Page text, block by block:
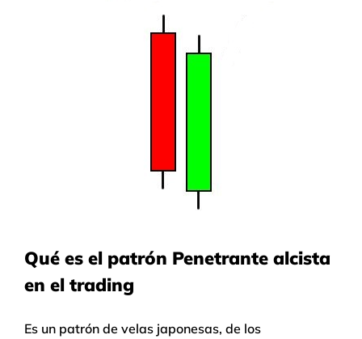
Qué es el patrón Penetrante alcista
en el trading
Es un patrón de velas japonesas, de los